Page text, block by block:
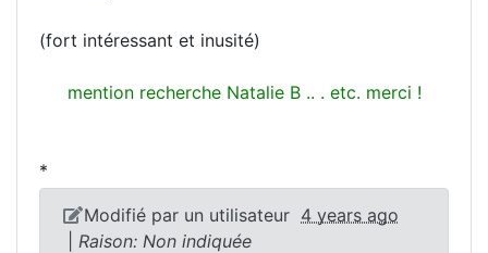
(fort intéressant et inusité)
mention recherche Natalie B .. . etc. merci !
*
Modifié par un utilisateur 4 years ago
Raison: Non indiquée